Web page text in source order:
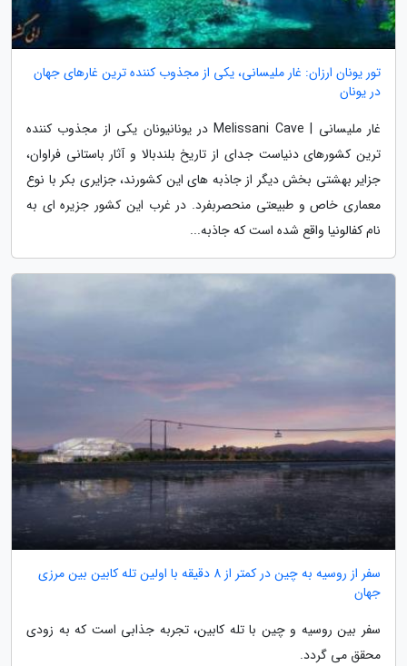
تور یونان ارزان: غار ملیسانی، یکی از مجذوب کننده ترین غارهای جهان
در یونان
غار ملیسانی | Melissani Cave در یونانیونان یکی از مجذوب کننده
ترین کشورهای دنیاست جدای از تاریخ بلندبالا و آثار باستانی فراوان،
جزایر بهشتی بخش دیگر از جاذبه های این کشورند، جزایری بکر با نوع
معماری خاص و طبیعتی منحصربفرد. در غرب این کشور جزیره ای به
نام کفالونیا واقع شده است که جاذبه...
سفر از روسیه به چین در کمتر از 8 دقیقه با اولین تله کابین بین مرزی
جهان
سفر بین روسیه و چین با تله کابین، تجربه جذابی است که به زودی
محقق می گردد.